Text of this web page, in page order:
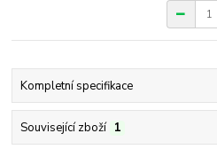
Kompletní specifikace
Související zboží 1